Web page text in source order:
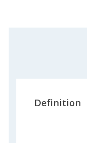
Definition